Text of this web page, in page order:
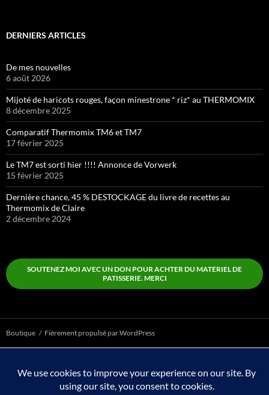
DERNIERS ARTICLES
De mes nouvelles
6 août 2026
Mijoté de haricots rouges, façon minestrone * riz* au THERMOMIX
8 décembre 2025
Comparatif Thermomix TM6 et TM7
17 février 2025
Le TM7 est sorti hier !!!! Annonce de Vorwerk
15 février 2025
Dernière chance, 45 % DESTOCKAGE du livre de recettes au
Thermomix de Claire
2 décembre 2024
SOUTENEZ MOI AVEC UN DON POUR ACHTER DU MATERIEL DE
PATISSERIE. MERCI
Boutique Fièrement propulsé par WordPress